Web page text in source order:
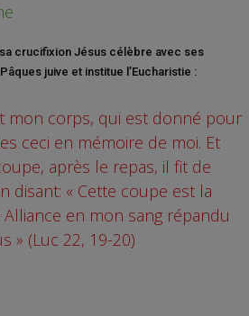
crucifixion Jésus célèbre avec ses
juive et institue l’Eucharistie :
mon corps, qui est donné pour
ceci en mémoire de moi. Et
après le repas, il fit de
disant: « Cette coupe est la
en mon sang répandu
» (Luc 22, 19-20)